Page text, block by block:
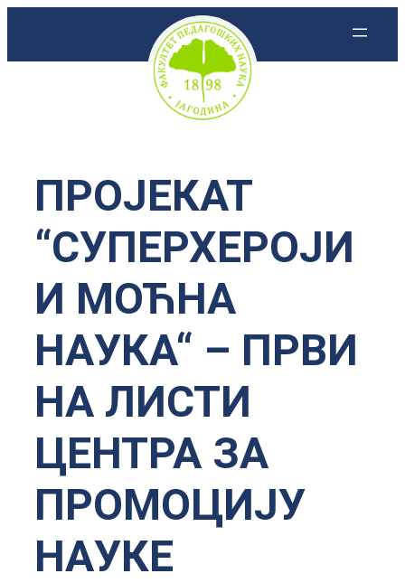
ПРОЈЕКАТ
“СУПЕРХЕРОЈИ
И МОЋНА
НАУКА“ – ПРВИ
НА ЛИСТИ
ЦЕНТРА ЗА
ПРОМОЦИЈУ
НАУКЕ